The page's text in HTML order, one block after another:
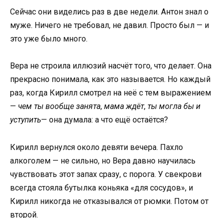
Сейчас они виделись раз в две недели. Антон знал о
муже. Ничего не требовал, не давил. Просто был — и
это уже было много.
Вера не строила иллюзий насчёт того, что делает. Она
прекрасно понимала, как это называется. Но каждый
раз, когда Кирилл смотрел на неё с тем выражением
— чем ты вообще занята, мама ждёт, ты могла бы и
уступить— она думала: а что ещё остаётся?
Кирилл вернулся около девяти вечера. Пахло
алкоголем — не сильно, но Вера давно научилась
чувствовать этот запах сразу, с порога. У свекрови
всегда стояла бутылка коньяка «для сосудов», и
Кирилл никогда не отказывался от рюмки. Потом от
второй.